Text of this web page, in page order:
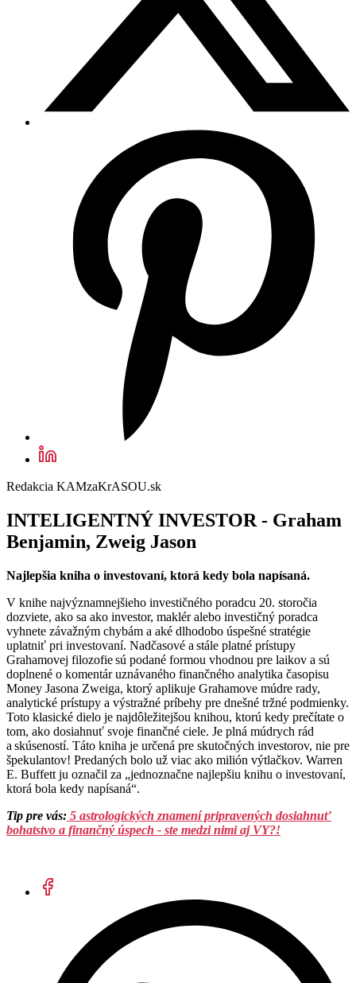
Redakcia KAMzaKrASOU.sk
INTELIGENTNÝ INVESTOR - Graham
Benjamin, Zweig Jason
Najlepšia kniha o investovaní, ktorá kedy bola napísaná.
V knihe najvýznamnejšieho investičného poradcu 20. storočia
dozviete, ako sa ako investor, maklér alebo investičný poradca
vyhnete závažným chybám a aké dlhodobo úspešné stratégie
uplatniť pri investovaní. Nadčasové a stále platné prístupy
Grahamovej filozofie sú podané formou vhodnou pre laikov a sú
doplnené o komentár uznávaného finančného analytika časopisu
Money Jasona Zweiga, ktorý aplikuje Grahamove múdre rady,
analytické prístupy a výstražné príbehy pre dnešné tržné podmienky.
Toto klasické dielo je najdôležitejšou knihou, ktorú kedy prečítate o
tom, ako dosiahnuť svoje finančné ciele. Je plná múdrych rád
a skúseností. Táto kniha je určená pre skutočných investorov, nie pre
špekulantov! Predaných bolo už viac ako milión výtlačkov. Warren
E. Buffett ju označil za „jednoznačne najlepšiu knihu o investovaní,
ktorá bola kedy napísaná“.
Tip pre vás: 5 astrologických znamení pripravených dosiahnuť
bohatstvo a finančný úspech - ste medzi nimi aj VY?!